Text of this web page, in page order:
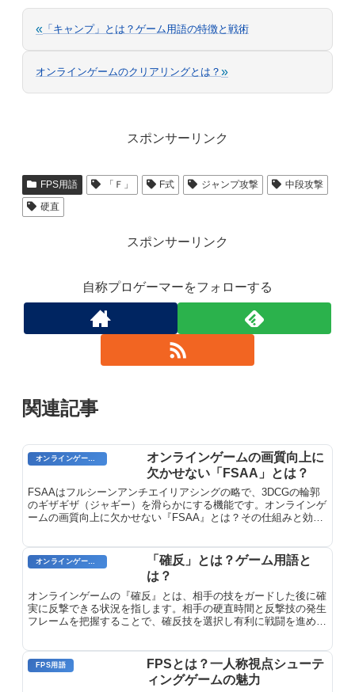
« 「キャンプ」とは？ゲーム用語の特徴と戦術
オンラインゲームのクリアリングとは？ »
スポンサーリンク
FPS用語 「Ｆ」 F式 ジャンプ攻撃
中段攻撃
硬直
スポンサーリンク
自称プロゲーマーをフォローする
関連記事
オンラインゲームの画質向上に
欠かせない「FSAA」とは？
FSAAはフルシーンアンチエイリアシングの略で、3DCGの輪郭
のギザギザ（ジャギー）を滑らかにする機能です。オンラインゲ
ームの画質向上に欠かせない『FSAA』とは？その仕組みと効果
オンラインゲームのプレイに関する用語
「確反」とは？ゲーム用語と
は？
オンラインゲームの『確反』とは、相手の技をガードした後に確
実に反撃できる状況を指します。相手の硬直時間と反撃技の発生
フレームを把握することで、確反技を選択し有利に戦闘を進めら
FPS用語
FPSとは？一人称視点シューテ
ィングゲームの魅力